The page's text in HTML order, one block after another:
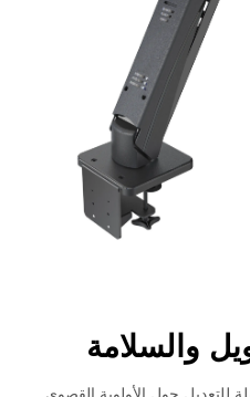
والسلامة